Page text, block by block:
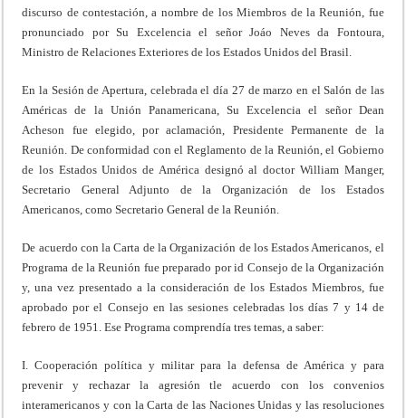
discurso de contestación, a nombre de los Miembros de la Reunión, fue
pronunciado por Su Excelencia el señor Joáo Neves da Fontoura,
Ministro de Relaciones Exteriores de los Estados Unidos del Brasil.
En la Sesión de Apertura, celebrada el día 27 de marzo en el Salón de las
Américas de la Unión Panamericana, Su Excelencia el señor Dean
Acheson fue elegido, por aclamación, Presidente Permanente de la
Reunión. De conformidad con el Reglamento de la Reunión, el Gobierno
de los Estados Unidos de América designó al doctor William Manger,
Secretario General Adjunto de la Organización de los Estados
Americanos, como Secretario General de la Reunión.
De acuerdo con la Carta de la Organización de los Estados Americanos, el
Programa de la Reunión fue preparado por id Consejo de la Organización
y, una vez presentado a la consideración de los Estados Miembros, fue
aprobado por el Consejo en las sesiones celebradas los días 7 y 14 de
febrero de 1951. Ese Programa comprendía tres temas, a saber:
I. Cooperación política y militar para la defensa de América y para
prevenir y rechazar la agresión tle acuerdo con los convenios
interamericanos y con la Carta de las Naciones Unidas y las resoluciones